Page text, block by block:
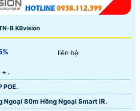
B KBvision
liên hệ
+ .
POE.
Ngoại 80m Hồng Ngoại Smart IR.